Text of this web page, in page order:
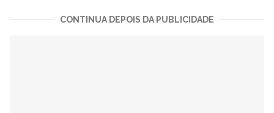
CONTINUA DEPOIS DA PUBLICIDADE